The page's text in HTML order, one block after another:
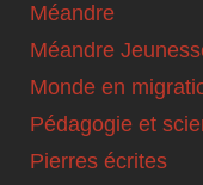
Méandre
Méandre
Monde en
Pédagogie et
Pierres écrites